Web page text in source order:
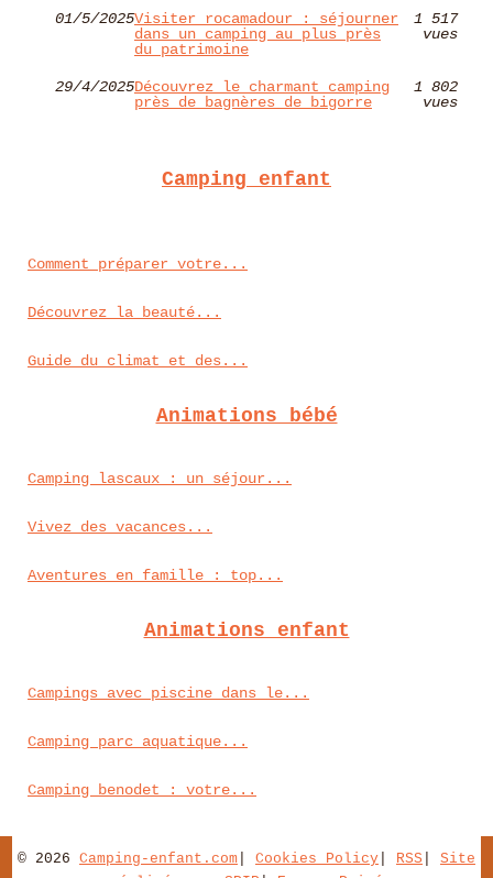
01/5/2025Visiter rocamadour : séjourner
dans un camping au plus près
du patrimoine
1 517
vues
29/4/2025Découvrez le charmant camping
près de bagnères de bigorre
1 802
vues
Camping enfant
Comment préparer votre...
Découvrez la beauté...
Guide du climat et des...
Animations bébé
Camping lascaux : un séjour...
Vivez des vacances...
Aventures en famille : top...
Animations enfant
Campings avec piscine dans le...
Camping parc aquatique...
Camping benodet : votre...
© 2026 Camping-enfant.com Cookies Policy RSS
Site